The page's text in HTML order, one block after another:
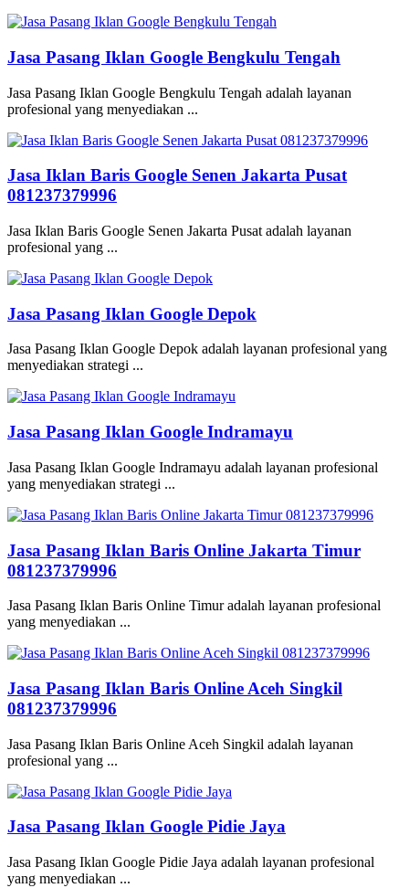
Jasa Pasang Iklan Google Bengkulu Tengah
Jasa Pasang Iklan Google Bengkulu Tengah adalah layanan
profesional yang menyediakan ...
Jasa Iklan Baris Google Senen Jakarta Pusat
081237379996
Jasa Iklan Baris Google Senen Jakarta Pusat adalah layanan
profesional yang ...
Jasa Pasang Iklan Google Depok
Jasa Pasang Iklan Google Depok adalah layanan profesional yang
menyediakan strategi ...
Jasa Pasang Iklan Google Indramayu
Jasa Pasang Iklan Google Indramayu adalah layanan profesional
yang menyediakan strategi ...
Jasa Pasang Iklan Baris Online Jakarta Timur
081237379996
Jasa Pasang Iklan Baris Online Timur adalah layanan profesional
yang menyediakan ...
Jasa Pasang Iklan Baris Online Aceh Singkil
081237379996
Jasa Pasang Iklan Baris Online Aceh Singkil adalah layanan
profesional yang ...
Jasa Pasang Iklan Google Pidie Jaya
Jasa Pasang Iklan Google Pidie Jaya adalah layanan profesional
yang menyediakan ...